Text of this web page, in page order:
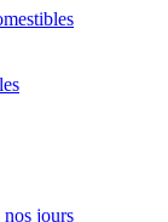
jours